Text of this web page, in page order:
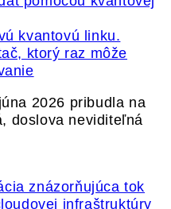
kvantovú linku.
ktorý raz môže
2026 pribudla na
doslova neviditeľná